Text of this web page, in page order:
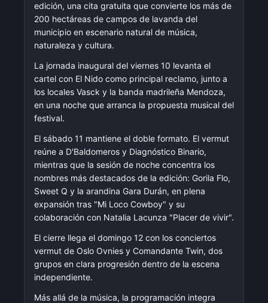
edición, una cita gratuita que convierte los más de
200 hectáreas de campos de lavanda del
municipio en escenario natural de música,
naturaleza y cultura.
La jornada inaugural del viernes 10 levanta el
cartel con El Nido como principal reclamo, junto a
los locales Vasck y la banda madrileña Mendoza,
en una noche que arranca la propuesta musical del
festival.
El sábado 11 mantiene el doble formato. El vermut
reúne a D'Baldomeros y Diagnóstico Binario,
mientras que la sesión de noche concentra los
nombres más destacados de la edición: Gorila Flo,
Sweet Q y la arandina Gara Durán, en plena
expansión tras "Mi Loco Cowboy" y su
colaboración con Natalia Lacunza "Placer de vivir".
El cierre llega el domingo 12 con los conciertos
vermut de Oslo Ovnies y Comandante Twin, dos
grupos en clara progresión dentro de la escena
independiente.
Más allá de la música, la programación integra